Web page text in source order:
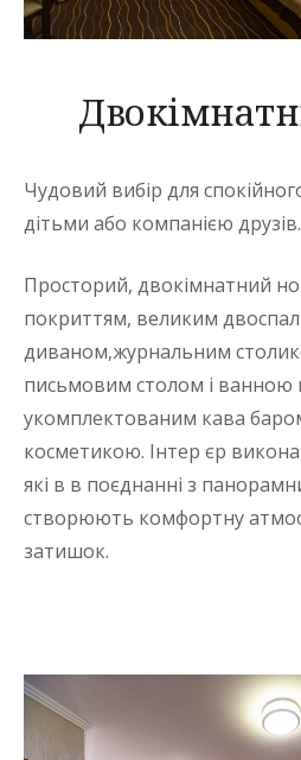
Чудовий вибір для
дітьми або компанією друзів.
Просторий, двокімнатний
покриттям, великим
диваном,журнальним
письмовим столом і ванною
укомплектованим кава
косметикою. Інтер єр
які в в поєднанні з
створюють комфортну
затишок.